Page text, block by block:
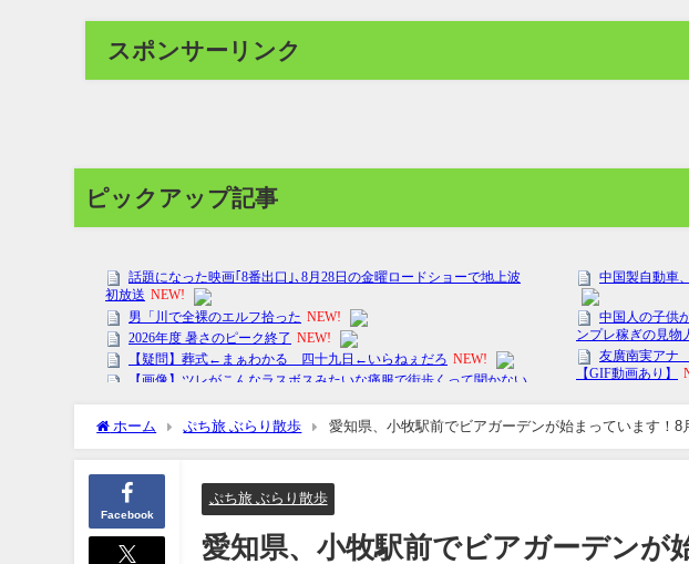
スポンサーリンク
ピックアップ記事
ホーム ぷち旅 ぶらり散歩 愛知県、小牧駅前でビアガーデンが始まっています！8
Facebook
ぷち旅 ぶらり散歩
愛知県、小牧駅前でビアガーデンが